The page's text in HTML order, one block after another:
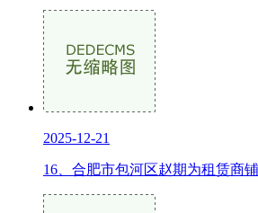
2025-12-21
16、合肥市包河区赵期为租赁商